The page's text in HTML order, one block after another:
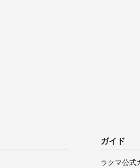
ガイド
ラクマ公式